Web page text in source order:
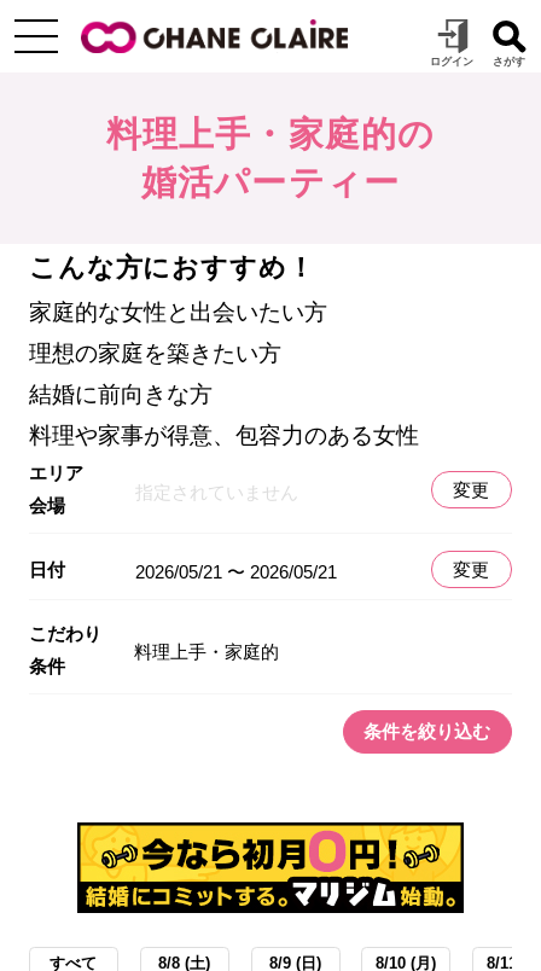
料理上手・家庭的の
婚活パーティー
こんな方におすすめ！
家庭的な女性と出会いたい方
理想の家庭を築きたい方
結婚に前向きな方
料理や家事が得意、包容力のある女性
エリア
会場
指定されていません 変更
日付 2026/05/21 〜 2026/05/21 変更
こだわり
条件
料理上手・家庭的
条件を絞り込む
すべて 8/8 (土) 8/9 (日) 8/10 (月) 8/11 (